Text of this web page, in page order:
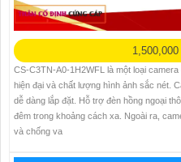
CS-C3TN-A0-1H2WFL là một loại
hiện đại và chất lượng hình ảnh sắc nét.
dễ dàng lắp đặt. Hỗ trợ đèn hồng ngoại
đêm trong khoảng cách xa. Ngoài ra,
và chống va